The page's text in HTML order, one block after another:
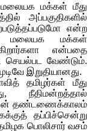
மலையக மக்கள் மீது
அப்பகுதிகளில்
என்ற
மலையக மக்கள்
என்பதை
செயல்பட வேண்டும்.
இறுதியானது.
தமிழர்கள் மீது
நீதிமன்றத்தால்
தண்டணைக்காலம்
தப்பிச்சென்று
பொலிசார் வசம்